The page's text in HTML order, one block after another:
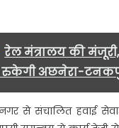
रेल मंत्रालय की
रुकेगी अछनेरा-
से संचालित हवाई